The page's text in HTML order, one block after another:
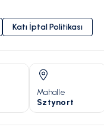
Katı İptal Politikası
Mahalle
Sztynort